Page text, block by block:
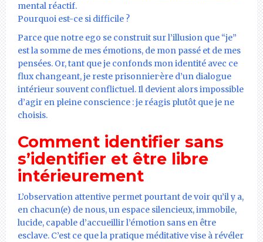
mental réactif.
Pourquoi est-ce si difficile ?
Parce que notre ego se construit sur l’illusion que “je”
est la somme de mes émotions, de mon passé et de mes
pensées. Or, tant que je confonds mon identité avec ce
flux changeant, je reste prisonnier·ère d’un dialogue
intérieur souvent conflictuel. Il devient alors impossible
d’agir en pleine conscience : je réagis plutôt que je ne
choisis.
Comment identifier sans
s’identifier et être libre
intérieurement
L’observation attentive permet pourtant de voir qu’il y a,
en chacun(e) de nous, un espace silencieux, immobile,
lucide, capable d’accueillir l’émotion sans en être
esclave. C’est ce que la pratique méditative vise à révéler